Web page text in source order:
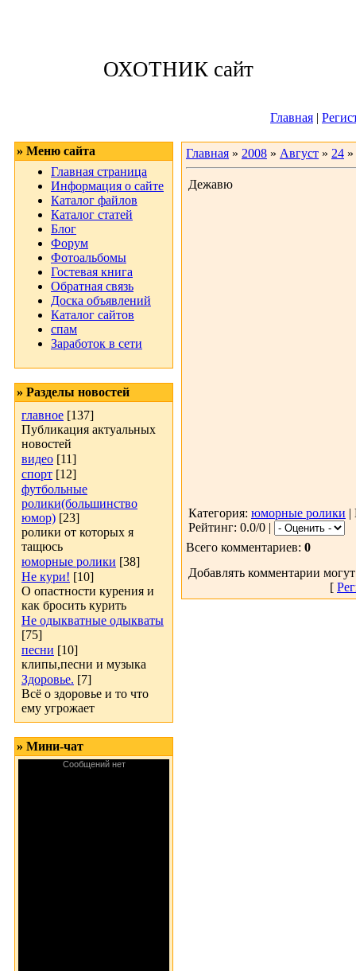
ОХОТНИК сайт
Главная |
» Меню сайта
Главная страница
Информация о сайте
Каталог файлов
Каталог статей
Блог
Форум
Фотоальбомы
Гостевая книга
Обратная связь
Доска объявлений
Каталог сайтов
спам
Заработок в сети
» Разделы новостей
главное [137]
Публикация актуальных
новостей
видео [11]
спорт [12]
футбольные
ролики(большинство
юмор) [23]
ролики от которых я
тащюсь
юморные ролики [38]
Не кури! [10]
О опастности курения и
как бросить курить
Не одыкватные одыкваты
[75]
песни [10]
клипы,песни и музыка
Здоровье. [7]
Всё о здоровье и то что
ему угрожает
» Мини-чат
Главная » 2008 » Август » 24
Дежавю
Категория: юморные ролики |
Рейтинг: 0.0/0 |
Всего комментариев: 0
Добавлять комментарии
[